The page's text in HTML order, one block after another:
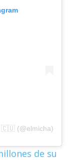
🇨🇺 (@elmicha)
de su